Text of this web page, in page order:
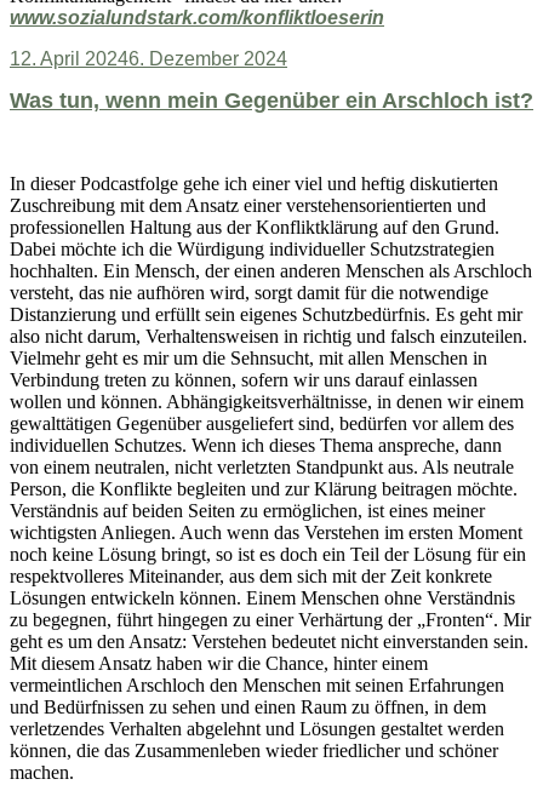
www.sozialundstark.com/konfliktloeserin
Veröffentlicht
12. April 20246. Dezember 2024
Was tun, wenn mein Gegenüber ein Arschloch ist?
In dieser Podcastfolge gehe ich einer viel und heftig diskutierten
Zuschreibung mit dem Ansatz einer verstehensorientierten und
professionellen Haltung aus der Konfliktklärung auf den Grund.
Dabei möchte ich die Würdigung individueller Schutzstrategien
hochhalten. Ein Mensch, der einen anderen Menschen als Arschloch
versteht, das nie aufhören wird, sorgt damit für die notwendige
Distanzierung und erfüllt sein eigenes Schutzbedürfnis. Es geht mir
also nicht darum, Verhaltensweisen in richtig und falsch einzuteilen.
Vielmehr geht es mir um die Sehnsucht, mit allen Menschen in
Verbindung treten zu können, sofern wir uns darauf einlassen
wollen und können. Abhängigkeitsverhältnisse, in denen wir einem
gewalttätigen Gegenüber ausgeliefert sind, bedürfen vor allem des
individuellen Schutzes. Wenn ich dieses Thema anspreche, dann
von einem neutralen, nicht verletzten Standpunkt aus. Als neutrale
Person, die Konflikte begleiten und zur Klärung beitragen möchte.
Verständnis auf beiden Seiten zu ermöglichen, ist eines meiner
wichtigsten Anliegen. Auch wenn das Verstehen im ersten Moment
noch keine Lösung bringt, so ist es doch ein Teil der Lösung für ein
respektvolleres Miteinander, aus dem sich mit der Zeit konkrete
Lösungen entwickeln können. Einem Menschen ohne Verständnis
zu begegnen, führt hingegen zu einer Verhärtung der „Fronten“. Mir
geht es um den Ansatz: Verstehen bedeutet nicht einverstanden sein.
Mit diesem Ansatz haben wir die Chance, hinter einem
vermeintlichen Arschloch den Menschen mit seinen Erfahrungen
und Bedürfnissen zu sehen und einen Raum zu öffnen, in dem
verletzendes Verhalten abgelehnt und Lösungen gestaltet werden
können, die das Zusammenleben wieder friedlicher und schöner
machen.